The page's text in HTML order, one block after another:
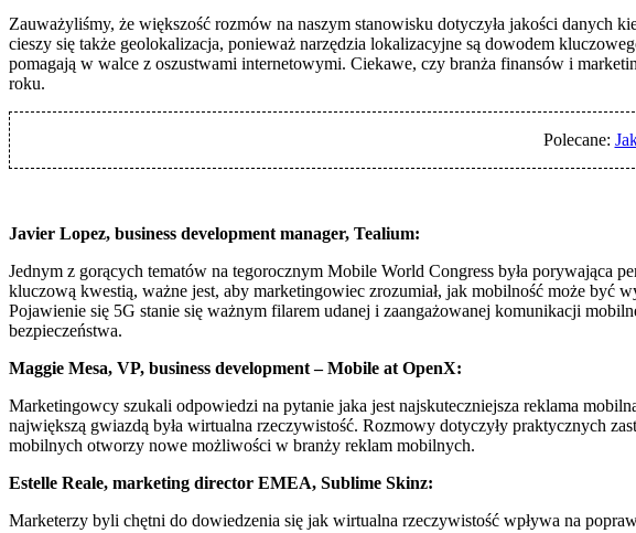
Zauważyliśmy, że większość rozmów na naszym stanowisku dotyczyła jakości danych
cieszy się także geolokalizacja, ponieważ narzędzia lokalizacyjne są dowodem
pomagają w walce z oszustwami internetowymi. Ciekawe, czy branża finansów i
roku.
Polecane:
Javier Lopez, business development manager, Tealium:
Jednym z gorących tematów na tegorocznym Mobile World Congress była porywająca
kluczową kwestią, ważne jest, aby marketingowiec zrozumiał, jak mobilność może być
Pojawienie się 5G stanie się ważnym filarem udanej i zaangażowanej komunikacji
bezpieczeństwa.
Maggie Mesa, VP, business development – Mobile at OpenX:
Marketingowcy szukali odpowiedzi na pytanie jaka jest najskuteczniejsza reklama
największą gwiazdą była wirtualna rzeczywistość. Rozmowy dotyczyły praktycznych
mobilnych otworzy nowe możliwości w branży reklam mobilnych.
Estelle Reale, marketing director EMEA, Sublime Skinz:
Marketerzy byli chętni do dowiedzenia się jak wirtualna rzeczywistość wpływa na